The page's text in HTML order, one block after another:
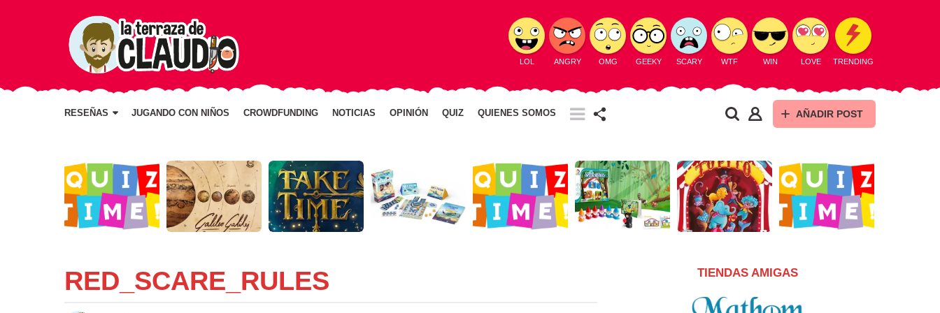
LOL ANGRY OMG GEEKY SCARY WTF WIN LOVE TRENDING
AÑADIR POST
RESEÑAS JUGANDO CON NIÑOS CROWDFUNDING NOTICIAS OPINIÓN QUIZ QUIENES SOMOS
RED_SCARE_RULES TIENDAS AMIGAS